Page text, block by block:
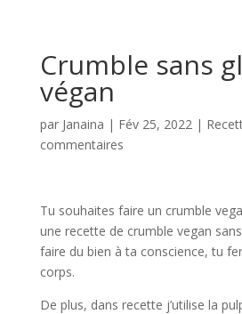
Crumble sans
végan
par Janaina | Fév 25, 2022|
commentaires
Tu souhaites faire un crumble
une recette de crumble vegan
faire du bien à ta conscience, tu
corps.
De plus, dans recette j’utilise la